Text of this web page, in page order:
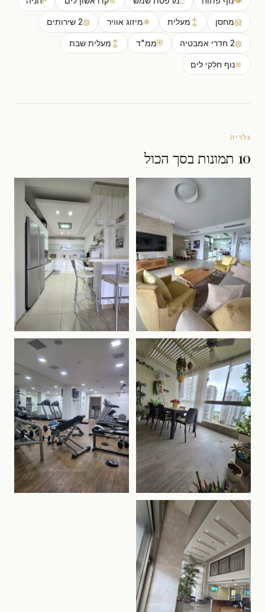
▤מחסן ↕מעלית ❄מיזוג אוויר ◍2 שירותים
◍2 חדרי אמבטיה ⛨ממ"ד ↕מעלית שבת
≋נוף חלקי לים
גלריה
10 תמונות בסך הכול